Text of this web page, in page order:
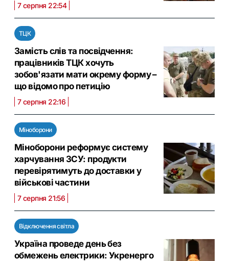
7 серпня 22:54
ТЦК
Замість слів та посвідчення:
працівників ТЦК хочуть
зобов'язати мати окрему форму –
що відомо про петицію
7 серпня 22:16
Міноборони
Міноборони реформує систему
харчування ЗСУ: продукти
перевірятимуть до доставки у
військові частини
7 серпня 21:56
Відключення світла
Україна проведе день без
обмежень електрики: Укренерго